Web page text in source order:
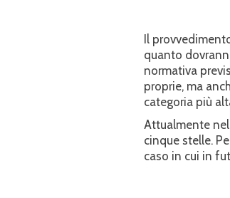
Il
quanto
normativa
proprie, ma
categoria più
Attualmente
cinque stelle.
caso in cui in